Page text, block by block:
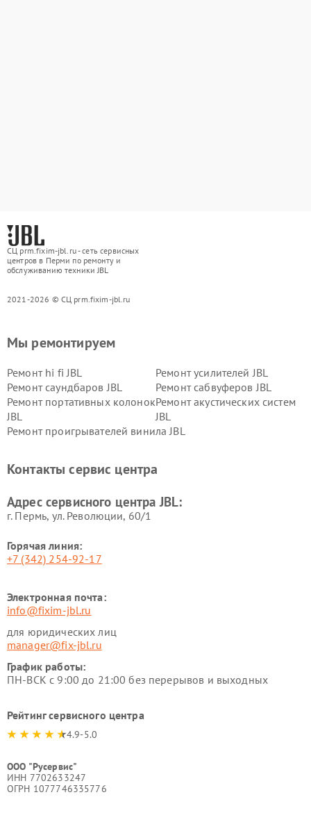
СЦ prm.fixim-jbl.ru - сеть сервисных
центров в Перми по ремонту и
обслуживанию техники JBL
2021-2026 © СЦ prm.fixim-jbl.ru
Мы ремонтируем
Ремонт hi fi JBL
Ремонт усилителей JBL
Ремонт саундбаров JBL
Ремонт сабвуферов JBL
Ремонт портативных колонок
JBL
Ремонт акустических систем
JBL
Ремонт проигрывателей винила JBL
Контакты сервис центра
Адрес сервисного центра JBL:
г. Пермь, ул. ​Революции, 60/1
Горячая линия:
+7 (342) 254-92-17
Электронная почта:
info@fixim-jbl.ru
для юридических лиц
manager@fix-jbl.ru
График работы:
ПН-ВСК с 9:00 до 21:00 без перерывов и выходных
Рейтинг сервисного центра
4.9-5.0
ООО "Русервис"
ИНН 7702633247
ОГРН 1077746335776